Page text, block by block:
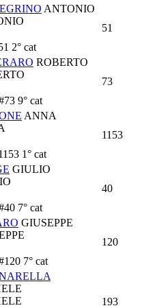
ANTONIO
2° cat
51
ROBERTO
9° cat
73
ANNA
1° cat
1153
GIULIO
7° cat
40
GIUSEPPE
7° cat
120
193